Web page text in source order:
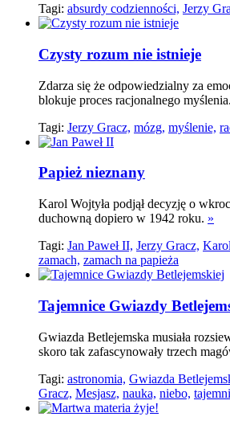
Tagi: absurdy codzienności, Jerzy
Czysty rozum nie istnieje
Zdarza się że odpowiedzialny za
blokuje proces racjonalnego
Tagi: Jerzy Gracz, mózg, myślenie,
Papież nieznany
Karol Wojtyła podjął decyzję o
duchowną dopiero w 1942 roku. »
Tagi: Jan Paweł II, Jerzy Gracz,
zamach, zamach na papieża
Tajemnice Gwiazdy
Gwiazda Betlejemska musiała
skoro tak zafascynowały trzech
Tagi: astronomia, Gwiazda
Gracz, Mesjasz, nauka, niebo,